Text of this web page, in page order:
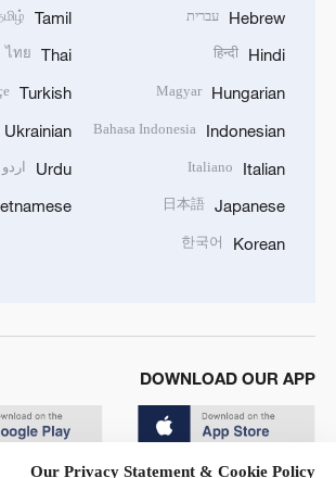
Hebrew עברית
Hindi
हिन्दी
Hungarian
Magyar
Indonesian
Bahasa Indonesia
Italian
Italiano
Japanese
日本語
Korean
한국어
Tamil
Thai
ไทย
Turkish
Ukrainian
Urdu اردو
DOWNLOAD OUR APP
Our Privacy Statement & Cookie Policy